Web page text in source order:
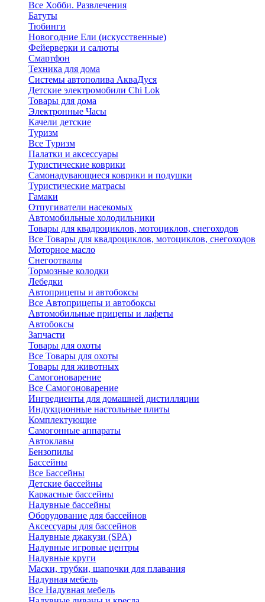
Все Хобби. Развлечения
Батуты
Тюбинги
Новогодние Ели (искусственные)
Фейерверки и салюты
Смартфон
Техника для дома
Системы автополива АкваДуся
Детские электромобили Chi Lok
Товары для дома
Электронные Часы
Качели детские
Туризм
Все Туризм
Палатки и аксессуары
Туристические коврики
Самонадувающиеся коврики и подушки
Туристические матрасы
Гамаки
Отпугиватели насекомых
Автомобильные холодильники
Товары для квадроциклов, мотоциклов, снегоходов
Все Товары для квадроциклов, мотоциклов, снегоходов
Моторное масло
Снегоотвалы
Тормозные колодки
Лебедки
Автоприцепы и автобоксы
Все Автоприцепы и автобоксы
Автомобильные прицепы и лафеты
Автобоксы
Запчасти
Товары для охоты
Все Товары для охоты
Товары для животных
Самогоноварение
Все Самогоноварение
Ингредиенты для домашней дистилляции
Индукционные настольные плиты
Комплектующие
Самогонные аппараты
Автоклавы
Бензопилы
Бассейны
Все Бассейны
Детские бассейны
Каркасные бассейны
Надувные бассейны
Оборудование для бассейнов
Аксессуары для бассейнов
Надувные джакузи (SPA)
Надувные игровые центры
Надувные круги
Маски, трубки, шапочки для плавания
Надувная мебель
Все Надувная мебель